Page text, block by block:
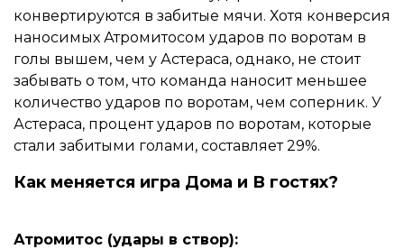
конвертируются в забитые мячи. Хотя конверсия
наносимых Атромитосом ударов по воротам в
голы вышем, чем у Астераса, однако, не стоит
забывать о том, что команда наносит меньшее
количество ударов по воротам, чем соперник. У
Астераса, процент ударов по воротам, которые
стали забитыми голами, составляет 29%.
Как меняется игра Дома и В гостях?
Атромитос (удары в створ):